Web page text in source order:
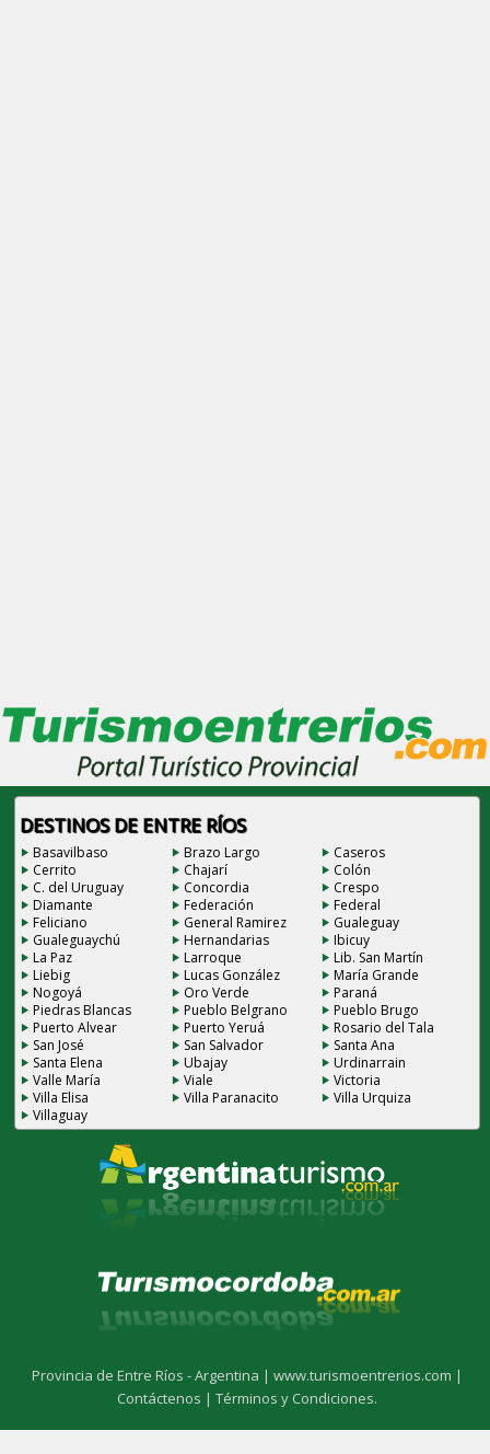
DESTINOS DE ENTRE RÍOS
Basavilbaso Brazo Largo
Caseros
Cerrito
Chajarí
Colón
C. del Uruguay
Concordia
Crespo
Diamante
Federación
Federal
Feliciano
General Ramirez
Gualeguay
Gualeguaychú
Hernandarias
Ibicuy
La Paz
Larroque
Lib. San Martín
Liebig
Lucas González
María Grande
Nogoyá
Oro Verde
Paraná
Piedras Blancas
Pueblo Belgrano
Pueblo Brugo
Puerto Alvear
Puerto Yeruá
Rosario del Tala
San José
San Salvador
Santa Ana
Santa Elena
Ubajay
Urdinarrain
Valle María
Viale
Victoria
Villa Elisa
Villa Paranacito
Villa Urquiza
Villaguay
Provincia de Entre Ríos - Argentina |www.turismoentrerios.com |
Contáctenos |Términos y Condiciones.